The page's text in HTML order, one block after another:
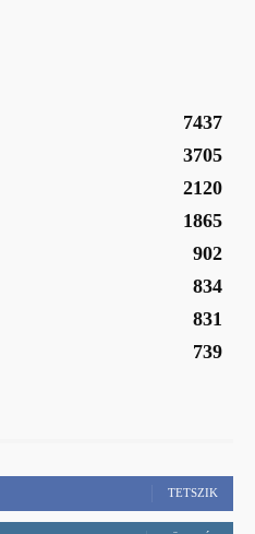
7437
3705
2120
1865
902
834
831
739
TETSZIK